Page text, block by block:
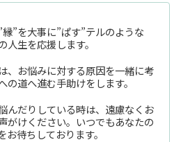
縁”を大事に”ぱす”テルのような
人生を応援します。
、お悩みに対する原因を一緒に考
の道へ進む手助けをします。
んだりしている時は、遠慮なくお
がけください。いつでもあなたの
お待ちしております。